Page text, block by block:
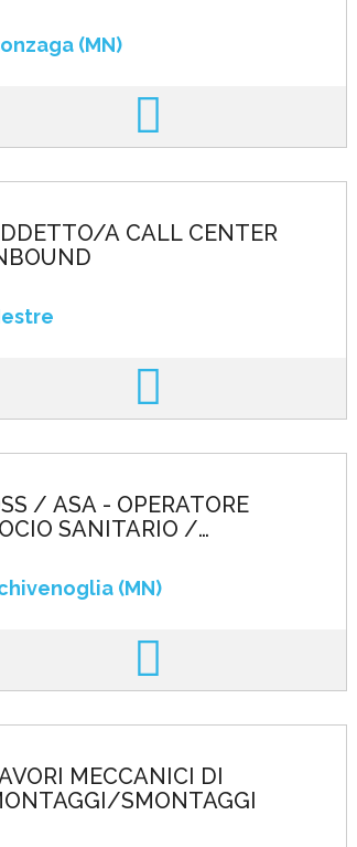
(MN)
A CALL CENTER
/ ASA - OPERATORE
SANITARIO /
(MN)
MECCANICI DI
SMONTAGGI